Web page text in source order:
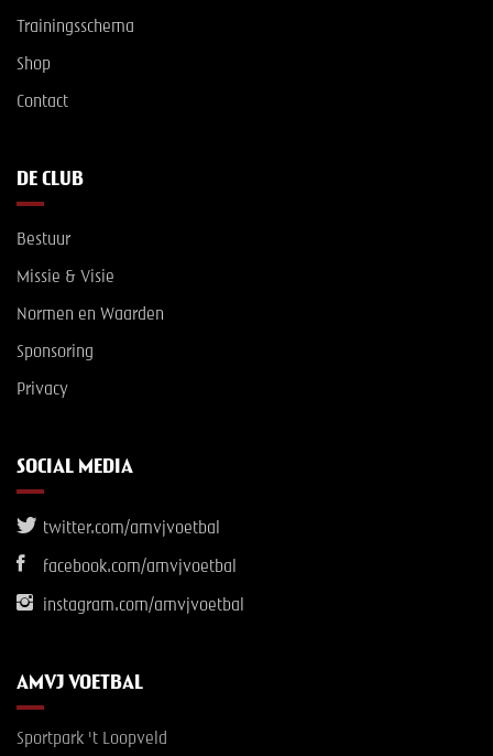
Trainingsschema
Shop
Contact
DE CLUB
Bestuur
Missie & Visie
Normen en Waarden
Sponsoring
Privacy
SOCIAL MEDIA
twitter.com/amvjvoetbal
facebook.com/amvjvoetbal
instagram.com/amvjvoetbal
AMVJ VOETBAL
Sportpark 't Loopveld